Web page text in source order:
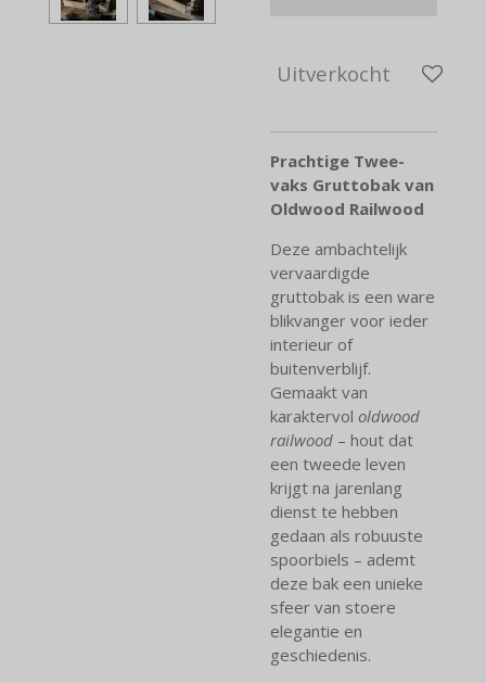
Uitverkocht
Prachtige Twee-
vaks Gruttobak van
Oldwood Railwood
Deze ambachtelijk
vervaardigde
gruttobak is een ware
blikvanger voor ieder
interieur of
buitenverblijf.
Gemaakt van
karaktervol oldwood
railwood – hout dat
een tweede leven
krijgt na jarenlang
dienst te hebben
gedaan als robuuste
spoorbiels – ademt
deze bak een unieke
sfeer van stoere
elegantie en
geschiedenis.